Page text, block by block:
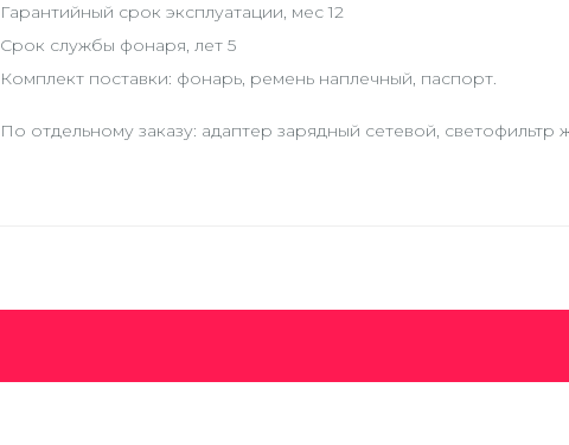
Гарантийный срок эксплуатации, мес 12
Срок службы фонаря, лет 5
Комплект поставки: фонарь, ремень наплечный, паспорт.
По отдельному заказу: адаптер зарядный сетевой, светофильтр